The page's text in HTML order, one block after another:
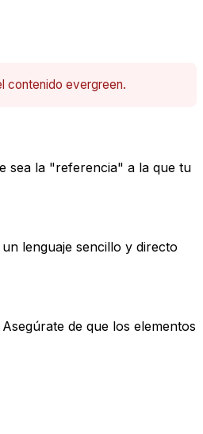
contenido evergreen.
sea la "referencia" a la que tu
lenguaje sencillo y directo
de que los elementos